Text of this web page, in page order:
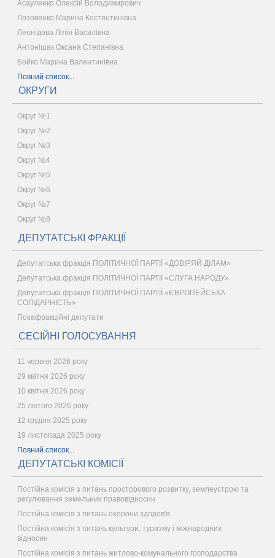
Асауленко Олексій Володимирович
Лозовенко Марина Костянтинівна
Леонідова Лілія Василівна
Антонішак Оксана Степанівна
Бойко Марина Валентинівна
Повний список...
ОКРУГИ
Округ №1
Округ №2
Округ №3
Округ №4
Округ №5
Округ №6
Округ №7
Округ №8
ДЕПУТАТСЬКІ ФРАКЦІЇ
Депутатська фракція ПОЛІТИЧНОЇ ПАРТІЇ «ДОВІРЯЙ ДІЛАМ»
Депутатська фракція ПОЛІТИЧНОЇ ПАРТІЇ «СЛУГА НАРОДУ»
Депутатська фракція ПОЛІТИЧНОЇ ПАРТІЇ «ЄВРОПЕЙСЬКА
СОЛІДАРНІСТЬ»
Позафракційні депутати
СЕСІЙНІ ГОЛОСУВАННЯ
11 червня 2026 року
29 квітня 2026 року
10 квітня 2026 року
25 лютого 2026 року
12 грудня 2025 року
19 листопада 2025 року
Повний список...
ДЕПУТАТСЬКІ КОМІСІЇ
Постійна комісія з питань просторового розвитку, землеустрою та
регулювання земельних правовідносин
Постійна комісія з питань охорони здоров'я
Постійна комісія з питань культури, туризму і міжнародних
відносин
Постійна комісія з питань житлово-комунального господарства